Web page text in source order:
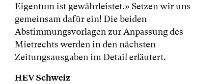
Eigentum ist gewährleistet.» Setzen wir uns
gemeinsam dafür ein! Die beiden
Abstimmungsvorlagen zur Anpassung des
Mietrechts werden in den nächsten
Zeitungsausgaben im Detail erläutert.
HEV Schweiz